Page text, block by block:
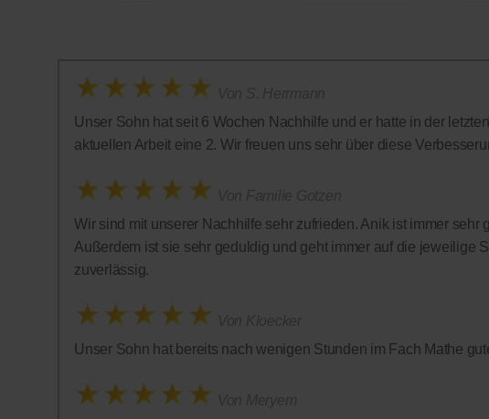
Unser Sohn hat seit 6 Wochen Nachhilfe und er hatte in der
aktuellen Arbeit eine 2. Wir freuen uns sehr über diese
Wir sind mit unserer Nachhilfe sehr zufrieden. Anik ist immer
Außerdem ist sie sehr geduldig und geht immer auf die jeweilige
zuverlässig.
Unser Sohn hat bereits nach wenigen Stunden im Fach Mathe